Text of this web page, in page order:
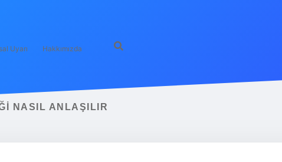
Uyarı Hakkımızda
NASIL ANLAŞILIR